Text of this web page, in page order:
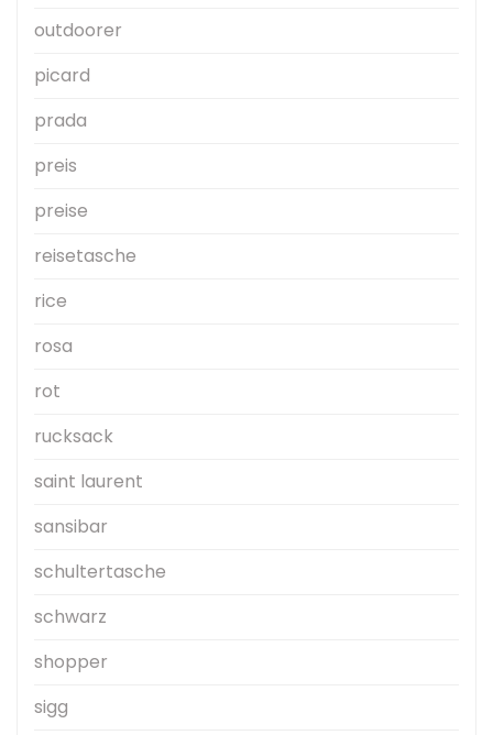
outdoorer
picard
prada
preis
preise
reisetasche
rice
rosa
rot
rucksack
saint laurent
sansibar
schultertasche
schwarz
shopper
sigg